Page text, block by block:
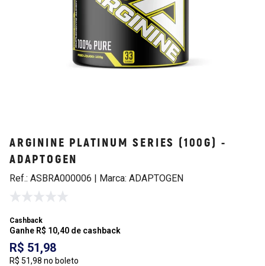
ARGININE PLATINUM SERIES (100G) -
ADAPTOGEN
Ref.: ASBRA000006 | Marca: ADAPTOGEN
Cashback
Ganhe R$ 10,40 de cashback
R$ 51,98
R$ 51,98 no boleto